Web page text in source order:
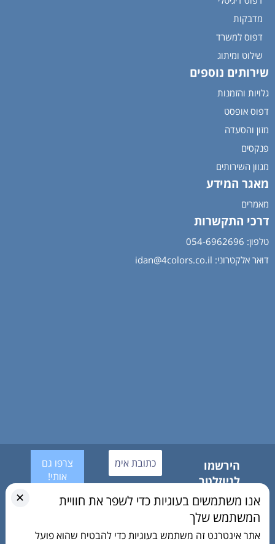
מדבקות
דפוס למשרד
שילוט ומיתוג
שירותים נוספים
גלויות והזמנות
דפוס אופסט
מזון והסעדה
פנקסים
מגוון השירותים
מאגר המידע
מאמרים
דרכי התקשרות
טלפון: 054-6962696
דואר אלקטרוני: idan@4colors.co.il
הירשמו
לניוזלטר
שלנו
היה הראשון
לדעת מתי
שולחים
אני
מדיניות
✕
אנו משתמשים בעוגיות כדי לשפר את חוויית
המשתמש שלך
אתר אינטרנט זה משתמש בעוגיות כדי להבטיח שהוא פועל